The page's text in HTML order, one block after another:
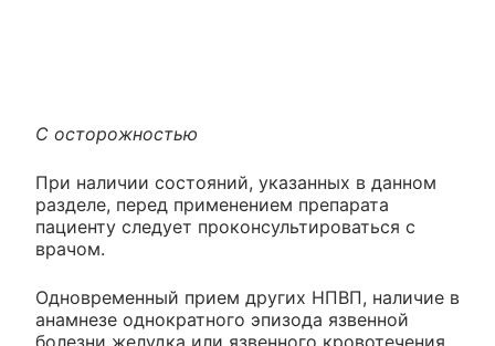
С осторожностью
При наличии состояний, указанных в данном
разделе, перед применением препарата
пациенту следует проконсультироваться с
врачом.
Одновременный прием других НПВП, наличие в
анамнезе однократного эпизода язвенной
болезни желудка или язвенного кровотечения